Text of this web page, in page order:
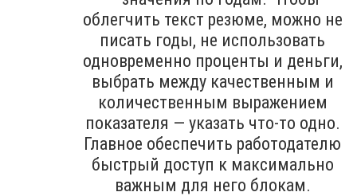
облегчить текст резюме, можно не
писать годы, не использовать
одновременно проценты и деньги,
выбрать между качественным и
количественным выражением
показателя — указать что-то одно.
Главное обеспечить работодателю
быстрый доступ к максимально
важным для него блокам.